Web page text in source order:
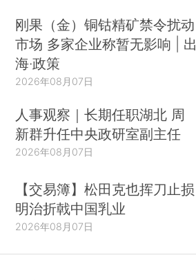
刚果（金）铜钴精矿禁令扰动
市场 多家企业称暂无影响 | 出
海·政策
2026年08月07日
人事观察｜长期任职湖北 周
新群升任中央政研室副主任
2026年08月07日
【交易簿】松田克也挥刀止损
明治折戟中国乳业
2026年08月07日